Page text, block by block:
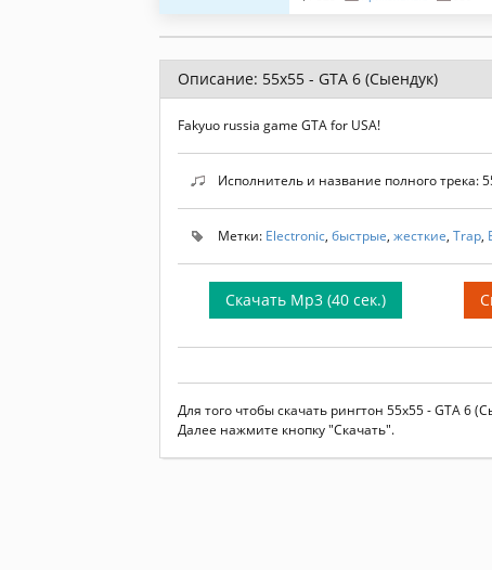
Описание: 55x55 - GTA 6 (Сыендук)
Fakyuo russia game GTA for USA!
Исполнитель и название полного трека:
Метки: Electronic, быстрые, жесткие, Trap,
Скачать Mp3 (40 сек.)
Для того чтобы скачать рингтон 55x55 - GTA
Далее нажмите кнопку "Скачать".